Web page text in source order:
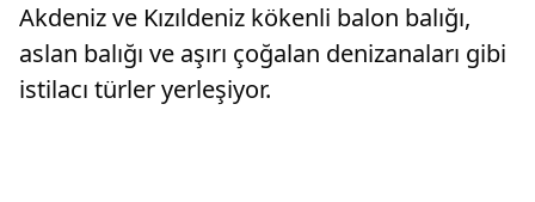
Akdeniz ve Kızıldeniz kökenli balon balığı,
aslan balığı ve aşırı çoğalan denizanaları gibi
istilacı türler yerleşiyor.